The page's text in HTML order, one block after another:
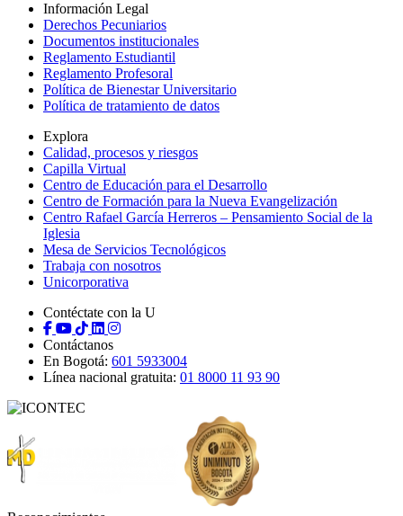
Información Legal
Derechos Pecuniarios
Documentos institucionales
Reglamento Estudiantil
Reglamento Profesoral
Política de Bienestar Universitario
Política de tratamiento de datos
Explora
Calidad, procesos y riesgos
Capilla Virtual
Centro de Educación para el Desarrollo
Centro de Formación para la Nueva Evangelización
Centro Rafael García Herreros – Pensamiento Social de la
Iglesia
Mesa de Servicios Tecnológicos
Trabaja con nosotros
Unicorporativa
Contéctate con la U
Contáctanos
En Bogotá: 601 5933004
Línea nacional gratuita: 01 8000 11 93 90